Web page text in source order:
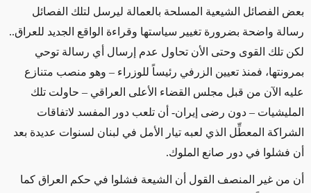
بعض الفصائل الشيعية المسلحة بالعمالة ليرسل لتلك الفصائل
رسالة واضحة بضرورة تغيير سياستها وقراءة الواقع الجديد للعراق..
لكن تلك القوى وحتى الأن تحاول عدم إرسال أي رسالة توحي
بمرونتها، فمنذ تعيين الزرفي رئيساً للوزراء – وهو منصب متنازع
عليه الآن من قبل مجلس القضاء الأعلى العراقي – حاولت تلك
المليشيات – دون رضى إيران- أن تلعب دور المفسد لاتفاقات
الشراكة المعطِّل الذي لعبه تيار الأمل في لبنان لسنوات عديدة بعد
أن فشلوا في دور صانع الملوك.
أن من غير المنصف القول أن الشيعة فشلوا في حكم العراق كما